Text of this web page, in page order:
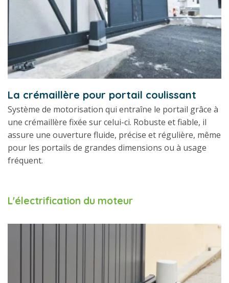
La crémaillère pour portail coulissant
Système de motorisation qui entraîne le portail grâce à
une crémaillère fixée sur celui-ci. Robuste et fiable, il
assure une ouverture fluide, précise et régulière, même
pour les portails de grandes dimensions ou à usage
fréquent.
L'électrification du moteur